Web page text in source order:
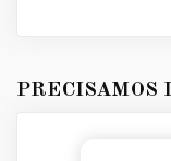
PRECISAMOS